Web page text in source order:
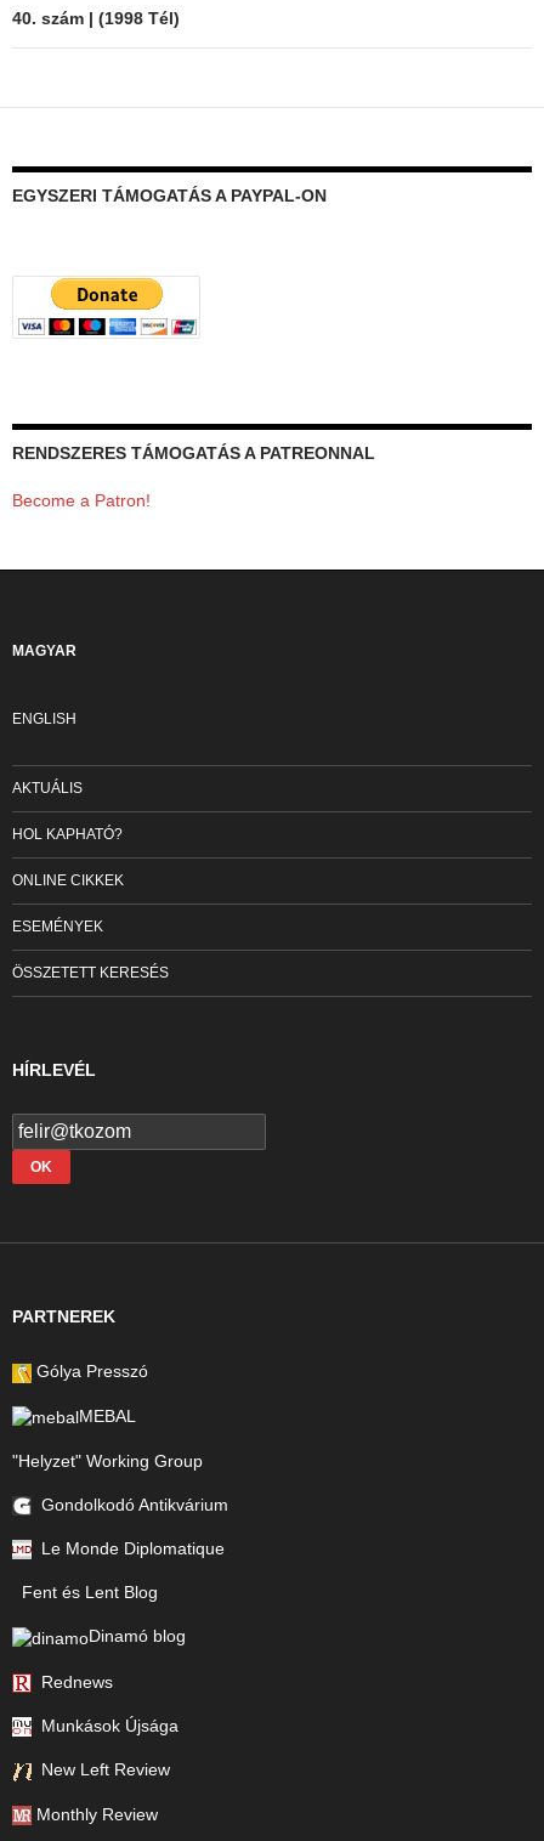
40. szám | (1998 Tél)
EGYSZERI TÁMOGATÁS A PAYPAL-ON
RENDSZERES TÁMOGATÁS A PATREONNAL
Become a Patron!
MAGYAR
ENGLISH
AKTUÁLIS
HOL KAPHATÓ?
ONLINE CIKKEK
ESEMÉNYEK
ÖSSZETETT KERESÉS
HÍRLEVÉL
PARTNEREK
Gólya Presszó
MEBAL
"Helyzet" Working Group
Gondolkodó Antikvárium
Le Monde Diplomatique
Fent és Lent Blog
Dinamó blog
Rednews
Munkások Újsága
New Left Review
Monthly Review